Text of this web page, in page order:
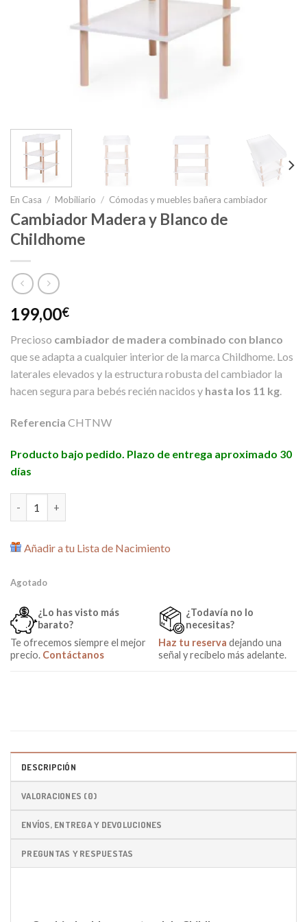
En Casa / Mobiliario / Cómodas y muebles bañera cambiador
Cambiador Madera y Blanco de
Childhome
199,00€
Precioso cambiador de madera combinado con blanco
que se adapta a cualquier interior de la marca Childhome. Los
laterales elevados y la estructura robusta del cambiador la
hacen segura para bebés recién nacidos y hasta los 11 kg.
Referencia CHTNW
Producto bajo pedido. Plazo de entrega aproximado 30
días
Añadir a tu Lista de Nacimiento
Agotado
¿Lo has visto más
barato?
Te ofrecemos siempre el mejor
precio. Contáctanos
¿Todavía no lo
necesitas?
Haz tu reserva dejando una
señal y recíbelo más adelante.
DESCRIPCIÓN
VALORACIONES (0)
ENVÍOS, ENTREGA Y DEVOLUCIONES
PREGUNTAS Y RESPUESTAS